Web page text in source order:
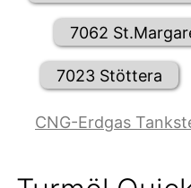
7062
7023 Stöttera
CNG-Erdgas